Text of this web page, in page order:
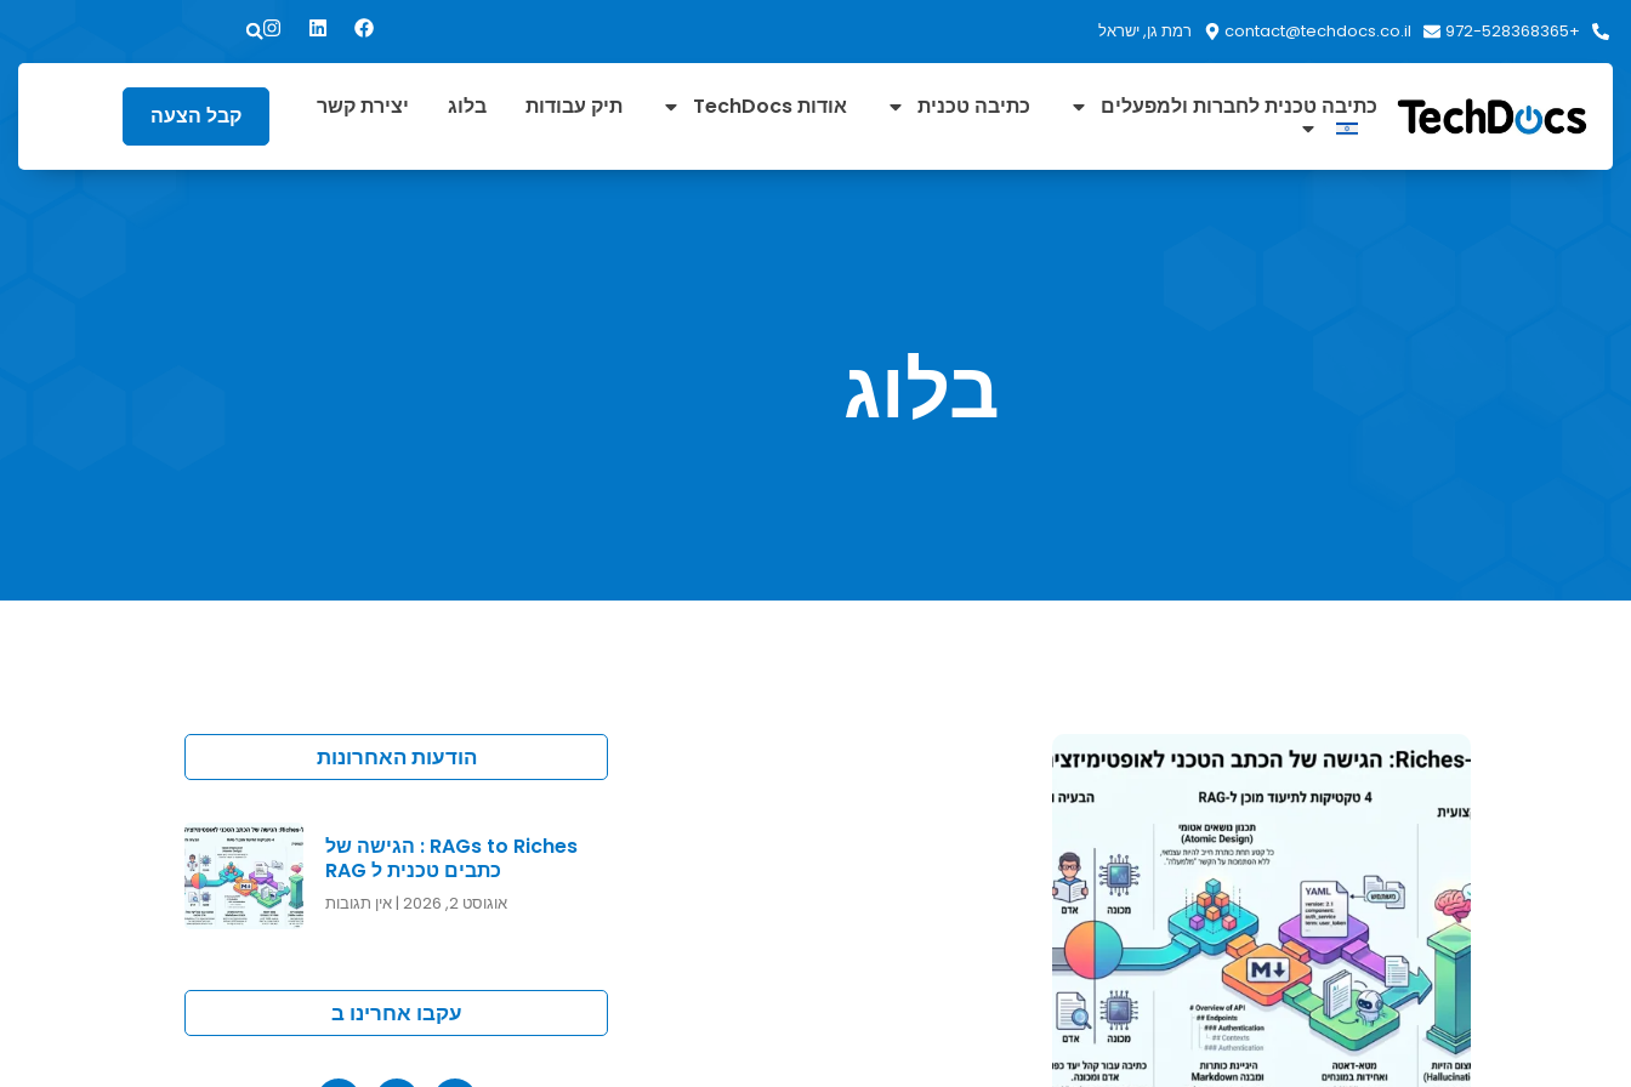
+972-528368365
contact@techdocs.co.il רמת גן, ישראל
כתיבה טכנית לחברות ולמפעלים כתיבה טכנית אודות TechDocs תיק עבודות בלוג יצירת קשר קבל הצעה
בלוג
הודעות האחרונות
RAGs to Riches : הגישה של
כתבים טכנית ל RAG
אוגוסט 2, 2026 אין תגובות
עקבו אחרינו ב